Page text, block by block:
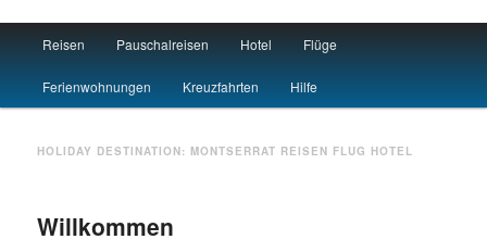
Travel : De
Skip to primary content
Skip to secondary content
Reisen Pauschalreisen Hotel Flüge
Ferienwohnungen Kreuzfahrten Hilfe
HOLIDAY DESTINATION: MONTSERRAT REISEN FLUG HOTEL
Willkommen